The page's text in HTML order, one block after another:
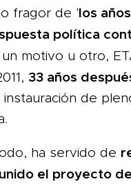
fragor de 'los
política
un motivo u otro,
33 años
instauración de
ha servido de
el proyecto